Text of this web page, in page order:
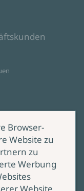
Browser-
Website zu
zu
Werbung